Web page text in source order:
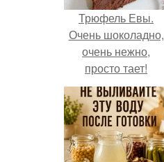
Трюфель Евы.
Очень шоколадно,
очень нежно,
просто тает!